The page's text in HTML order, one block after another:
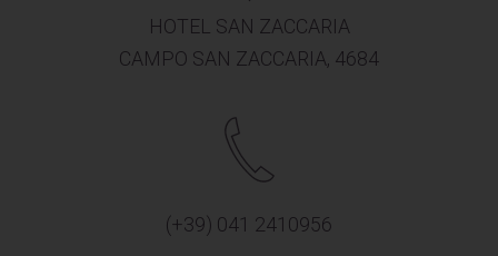
HOTEL SAN ZACCARIA
CAMPO SAN ZACCARIA, 4684
(+39) 041 2410956